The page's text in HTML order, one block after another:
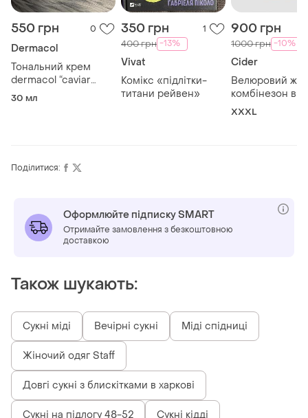
550 грн 0
Dermacol
Тональний крем
dermacol “caviar
longstay”
30 мл
350 грн 1
400 грн -13%
Vivat
Комікс «підлітки-
титани рейвен»
900 грн
1000 грн -10%
Cider
Велюровий
комбінезон
XXXL
Поділитися:
Оформлюйте підписку SMART
Отримайте замовлення з безкоштовною
доставкою
Також шукають:
Сукні міді Вечірні сукні Міді спідниці
Жіночий одяг Staff
Довгі сукні з блискітками в харкові
Сукні на підлогу 48-52 Сукні кідді